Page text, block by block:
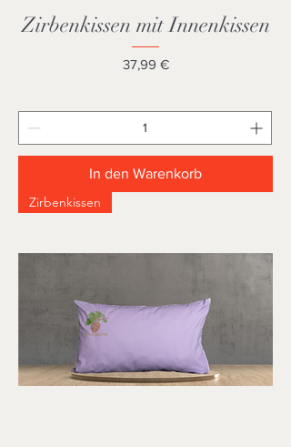
Zirbenkissen mit Innenkissen
Preis
37,99 €
In den Warenkorb
Zirbenkissen